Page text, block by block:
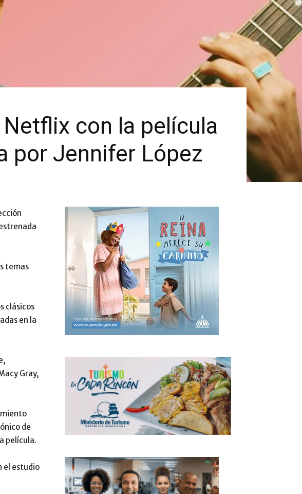
con la película
por Jennifer López
temas
clásicos
en la
Gray,
de
película.
el estudio